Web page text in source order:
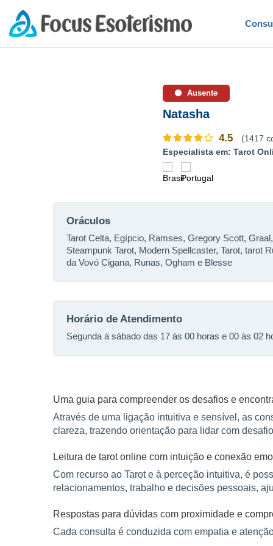
Ausente
Natasha
4.5 (1417
Especialista em: Tarot
Oráculos
Tarot Celta, Egípcio, Ramses, Gregory Scott,
Steampunk Tarot, Modern Spellcaster, Tarot, tarot
da Vovó Cigana, Runas, Ogham e Blesse
Horário de Atendimento
Segunda à sábado das 17 às 00 horas e 00 às 02
Uma guia para compreender os desafios e
Através de uma ligação intuitiva e sensível, as
clareza, trazendo orientação para lidar com
Leitura de tarot online com intuição e conexão
Com recurso ao Tarot e à perceção intuitiva, é
relacionamentos, trabalho e decisões pessoais,
Respostas para dúvidas com proximidade e
Cada consulta é conduzida com empatia e